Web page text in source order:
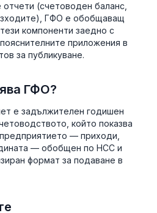
(счетоводен баланс,
ГФО е обобщаващ
компоненти заедно с
приложения в
за публикуване.
ГФО?
е задължителен годишен
който показва
— приходи,
— обобщен по НСС и
формат за подаване в